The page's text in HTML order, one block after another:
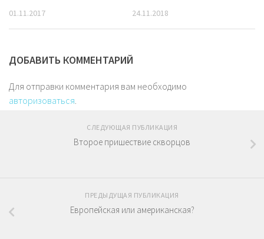
01.11.2017 24.11.2018
ДОБАВИТЬ КОММЕНТАРИЙ
Для отправки комментария вам необходимо
авторизоваться.
СЛЕДУЮЩАЯ ПУБЛИКАЦИЯ
Второе пришествие скворцов
ПРЕДЫДУЩАЯ ПУБЛИКАЦИЯ
Европейская или американская?